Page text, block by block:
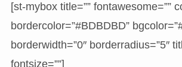
[st-mybox title=”” fontawesome=””
bordercolor=”#BDBDBD”
borderwidth=”0″ borderradius=”5″
fontsize=””]